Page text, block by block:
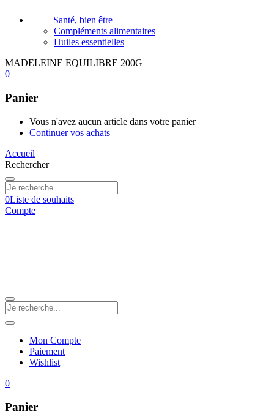
Santé, bien être
Compléments alimentaires
Huiles essentielles
MADELEINE EQUILIBRE 200G
0
Panier
Vous n'avez aucun article dans votre panier
Continuer vos achats
Accueil
Rechercher
0Liste de souhaits
Compte
Mon Compte
Paiement
Wishlist
0
Panier